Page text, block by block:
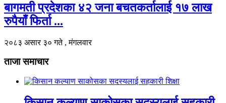
बागमती प्रदेशका ४२ जना बचतकर्तालाई १७ लाख
रुपैयाँ फिर्ता ...
२०८३ असार ३० गते , मंगलवार
ताजा समाचार